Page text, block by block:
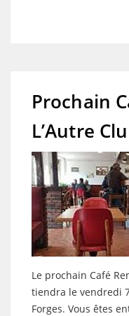
Prochain
L’Autre
Le prochain Café
tiendra le vendredi
Forges. Vous êtes